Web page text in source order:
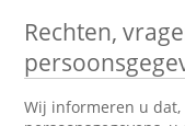
Rechten,
Wij informeren u